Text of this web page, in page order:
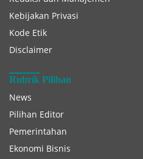
Kebijakan Privasi
Kode Etik
Disclaimer
Rubrik Pilihan
News
Pilihan Editor
Pemerintahan
Ekonomi Bisnis